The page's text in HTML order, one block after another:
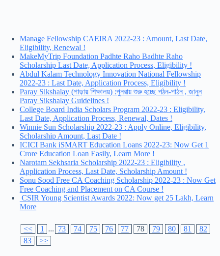
Manage Fellowship CAEIRA 2022-23 : Amount, Last Date,
Eligibility, Renewal !
MakeMyTrip Foundation Padhte Raho Badhte Raho
Scholarship Last Date, Application Process, Eligibility !
Abdul Kalam Technology Innovation National Fellowship
2022-23 : Last Date, Application Process, Eligibility !
Paray Sikshalay (পাড়ায় শিক্ষালয়) :পুনরায় শুরু হচ্ছে পঠন-পাঠন , জানুন
Paray Sikshalay Guidelines !
College Board India Scholars Program 2022-23 : Eligibility,
Last Date, Application Process, Renewal, Dates !
Winnie Sun Scholarship 2022-23 : Apply Online, Eligibility,
Scholarship Amount, Last Date !
ICICI Bank iSMART Education Loans 2022-23: Now Get 1
Crore Education Loan Easily, Learn More !
Narotam Sekhsaria Scholarship 2022-23 : Eligibility ,
Application Process, Last Date, Scholarship Amount !
Sonu Sood Free CA Coaching Scholarship 2022-23 : Now Get
Free Coaching and Placement on CA Course !
CSIR Young Scientist Awards 2022: Now get 25 Lakh, Learn
More
<< 1 ... 73 74 75 76 77 78 79 80 81
82
83
>>